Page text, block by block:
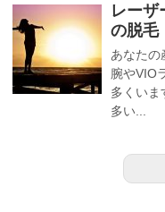
レーザ
の脱毛
あなたの
腕やVIO
多くいま
多い...